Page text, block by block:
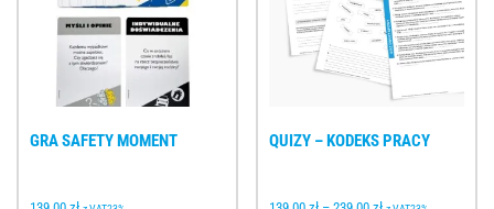
GRA SAFETY MOMENT QUIZY – KODEKS PRACY